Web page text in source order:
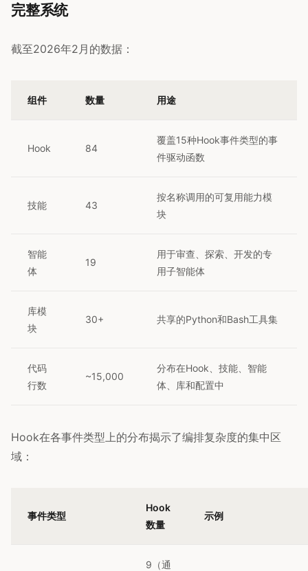
完整系统
截至2026年2月的数据：
组件 数量 用途
Hook 84
覆盖15种Hook事件类型的事
件驱动函数
技能 43
按名称调用的可复用能力模
块
智能
体
19
用于审查、探索、开发的专
用子智能体
库模
块
30+ 共享的Python和Bash工具集
代码
行数
~15,000
分布在Hook、技能、智能
体、库和配置中
Hook在各事件类型上的分布揭示了编排复杂度的集中区
域：
事件类型
Hook
数量
示例
9（通